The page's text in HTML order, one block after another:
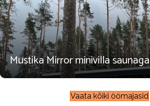
Mustika Mirror minivilla saunaga
Vaata kõiki öömajasid